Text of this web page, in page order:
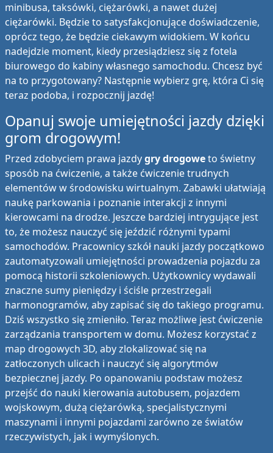
minibusa, taksówki, ciężarówki, a nawet dużej
ciężarówki. Będzie to satysfakcjonujące doświadczenie,
oprócz tego, że będzie ciekawym widokiem. W końcu
nadejdzie moment, kiedy przesiądziesz się z fotela
biurowego do kabiny własnego samochodu. Chcesz być
na to przygotowany? Następnie wybierz grę, która Ci się
teraz podoba, i rozpocznij jazdę!
Opanuj swoje umiejętności jazdy dzięki
grom drogowym!
Przed zdobyciem prawa jazdygry drogoweto świetny
sposób na ćwiczenie, a także ćwiczenie trudnych
elementów w środowisku wirtualnym. Zabawki ułatwiają
naukę parkowania i poznanie interakcji z innymi
kierowcami na drodze. Jeszcze bardziej intrygujące jest
to, że możesz nauczyć się jeździć różnymi typami
samochodów. Pracownicy szkół nauki jazdy początkowo
zautomatyzowali umiejętności prowadzenia pojazdu za
pomocą historii szkoleniowych. Użytkownicy wydawali
znaczne sumy pieniędzy i ściśle przestrzegali
harmonogramów, aby zapisać się do takiego programu.
Dziś wszystko się zmieniło. Teraz możliwe jest ćwiczenie
zarządzania transportem w domu. Możesz korzystać z
map drogowych 3D, aby zlokalizować się na
zatłoczonych ulicach i nauczyć się algorytmów
bezpiecznej jazdy. Po opanowaniu podstaw możesz
przejść do nauki kierowania autobusem, pojazdem
wojskowym, dużą ciężarówką, specjalistycznymi
maszynami i innymi pojazdami zarówno ze światów
rzeczywistych, jak i wymyślonych.